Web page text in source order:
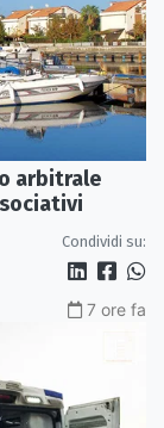
arbitrale
Condividi su:
7 ore fa